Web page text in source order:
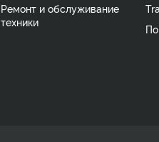
Ремонт и обслуживание
техники